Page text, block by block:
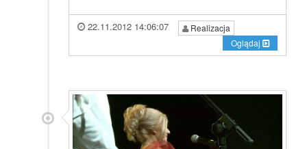
22.11.2012 14:06:07
Realizacja
Oglądaj